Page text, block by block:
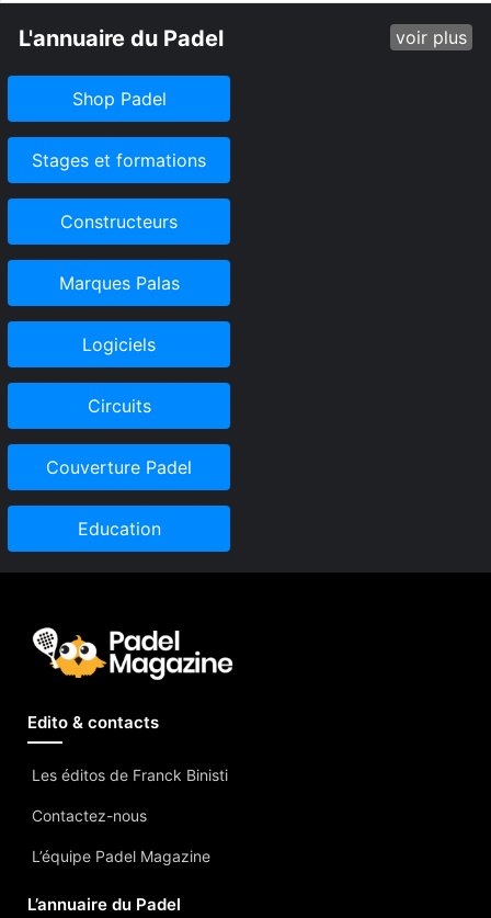
L'annuaire du Padel voir plus
Shop Padel
Stages et formations
Constructeurs
Marques Palas
Logiciels
Circuits
Couverture Padel
Education
Edito & contacts
Les éditos de Franck Binisti
Contactez-nous
L’équipe Padel Magazine
L’annuaire du Padel